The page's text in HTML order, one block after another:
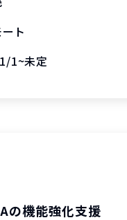
ト
1~未定
の機能強化支援